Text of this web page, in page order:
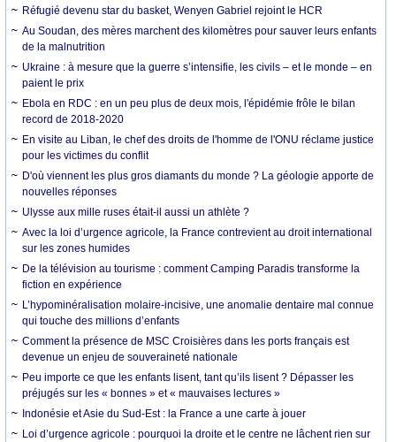
Réfugié devenu star du basket, Wenyen Gabriel rejoint le HCR
Au Soudan, des mères marchent des kilomètres pour sauver leurs enfants
de la malnutrition
Ukraine : à mesure que la guerre s’intensifie, les civils – et le monde – en
paient le prix
Ebola en RDC : en un peu plus de deux mois, l'épidémie frôle le bilan
record de 2018-2020
En visite au Liban, le chef des droits de l'homme de l'ONU réclame justice
pour les victimes du conflit
D'où viennent les plus gros diamants du monde ? La géologie apporte de
nouvelles réponses
Ulysse aux mille ruses était-il aussi un athlète ?
Avec la loi d’urgence agricole, la France contrevient au droit international
sur les zones humides
De la télévision au tourisme : comment Camping Paradis transforme la
fiction en expérience
L’hypominéralisation molaire-incisive, une anomalie dentaire mal connue
qui touche des millions d’enfants
Comment la présence de MSC Croisières dans les ports français est
devenue un enjeu de souveraineté nationale
Peu importe ce que les enfants lisent, tant qu’ils lisent ? Dépasser les
préjugés sur les « bonnes » et « mauvaises lectures »
Indonésie et Asie du Sud-Est : la France a une carte à jouer
Loi d’urgence agricole : pourquoi la droite et le centre ne lâchent rien sur